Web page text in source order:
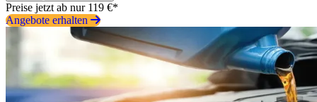
Preise jetzt ab nur 119 €*
Angebote erhalten